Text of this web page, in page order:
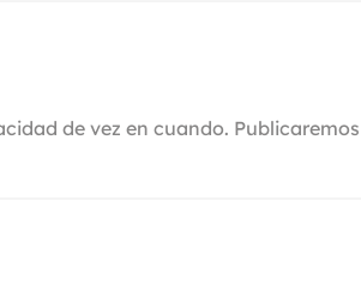
de vez en cuando.